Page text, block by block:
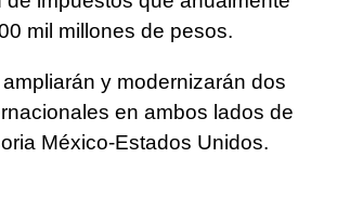
mil millones de pesos.
y modernizarán dos
en ambos lados de
México-Estados Unidos.